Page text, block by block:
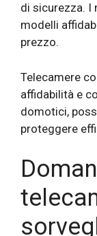
di sicurezza.
modelli
prezzo.
Telecamere
affidabilità e
domotici,
proteggere